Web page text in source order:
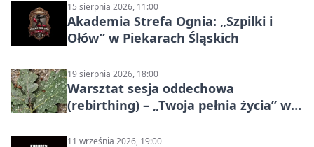
15 sierpnia 2026, 11:00
Akademia Strefa Ognia: „Szpilki i
Ołów” w Piekarach Śląskich
19 sierpnia 2026, 18:00
Warsztat sesja oddechowa
(rebirthing) – „Twoja pełnia życia” w
11 września 2026, 19:00